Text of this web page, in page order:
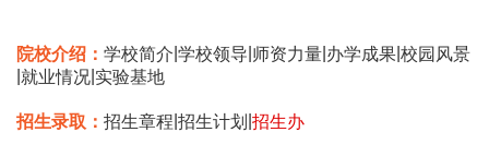
院校介绍： 学校简介 学校领导 师资力量 办学成果 校园风景
就业情况 实验基地
招生录取： 招生章程 招生计划 招生办